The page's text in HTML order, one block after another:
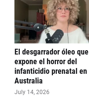
El desgarrador óleo que
expone el horror del
infanticidio prenatal en
Australia
July 14, 2026